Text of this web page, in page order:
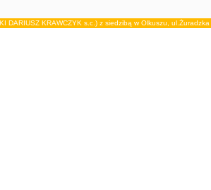
KRAWCZYK s.c.) z siedzibą w Olkuszu,